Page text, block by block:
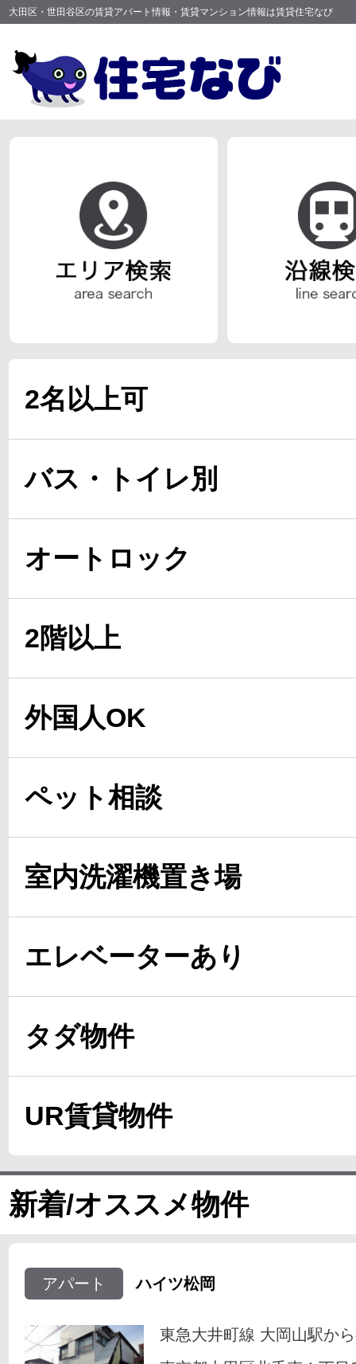
大田区・世田谷区の賃貸アパート情報・賃貸マンション情報は賃貸住宅なび
2名以上可
バス・トイレ別
オートロック
2階以上
外国人OK
ペット相談
室内洗濯機置き場
エレベーターあり
タダ物件
UR賃貸物件
新着/オススメ物件
アパート ハイツ松岡
東急大井町線 大岡山駅か